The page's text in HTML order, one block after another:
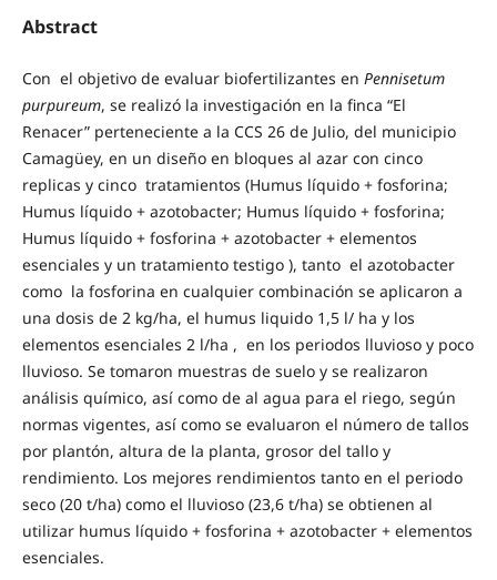
Abstract
Con el objetivo de evaluar biofertilizantes en Pennisetum
purpureum, se realizó la investigación en la finca “El
Renacer” perteneciente a la CCS 26 de Julio, del municipio
Camagüey, en un diseño en bloques al azar con cinco
replicas y cinco tratamientos (Humus líquido + fosforina;
Humus líquido + azotobacter; Humus líquido + fosforina;
Humus líquido + fosforina + azotobacter + elementos
esenciales y un tratamiento testigo ), tanto el azotobacter
como la fosforina en cualquier combinación se aplicaron a
una dosis de 2 kg/ha, el humus liquido 1,5 l/ ha y los
elementos esenciales 2 l/ha , en los periodos lluvioso y poco
lluvioso. Se tomaron muestras de suelo y se realizaron
análisis químico, así como de al agua para el riego, según
normas vigentes, así como se evaluaron el número de tallos
por plantón, altura de la planta, grosor del tallo y
rendimiento. Los mejores rendimientos tanto en el periodo
seco (20 t/ha) como el lluvioso (23,6 t/ha) se obtienen al
utilizar humus líquido + fosforina + azotobacter + elementos
esenciales.